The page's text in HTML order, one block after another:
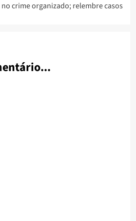
no crime organizado; relembre casos